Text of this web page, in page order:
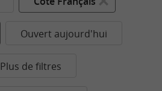
Ouvert aujourd'hui
Plus de filtres